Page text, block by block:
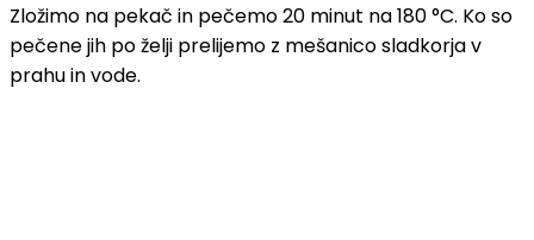
Zložimo na pekač in pečemo 20 minut na 180 °C. Ko so
pečene jih po želji prelijemo z mešanico sladkorja v
prahu in vode.